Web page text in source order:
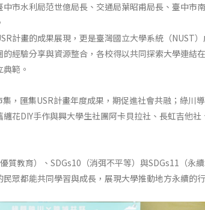
市水利局范世億局長、交通局葉昭甫局長、臺中市
計畫的成果展現，更是臺灣國立大學系統（NUST
經驗分享與資源整合，各校得以共同探索大學連結
範。
，匯集USR計畫年度成果，期促進社會共融；綠川
花DIY手作與興大學生社團阿卡貝拉社、長虹吉他社
質教育）、SDGs10（消弭不平等）與SDGs11（永續
眾都能共同學習與成長，展現大學推動地方永續的